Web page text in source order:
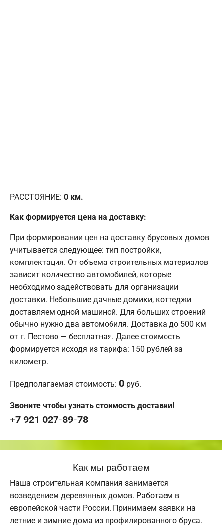
РАССТОЯНИЕ: 0 км.
Как формируется цена на доставку:
При формировании цен на доставку брусовых домов
учитывается следующее: тип постройки,
комплектация. От объема строительных материалов
зависит количество автомобилей, которые
необходимо задействовать для организации
доставки. Небольшие дачные домики, коттеджи
доставляем одной машиной. Для больших строений
обычно нужно два автомобиля. Доставка до 500 км
от г. Пестово — бесплатная. Далее стоимость
формируется исходя из тарифа: 150 рублей за
километр.
Предполагаемая стоимость: 0 руб.
Звоните чтобы узнать стоимость доставки!
+7 921 027-89-78
Как мы работаем
Наша строительная компания занимается
возведением деревянных домов. Работаем в
европейской части России. Принимаем заявки на
летние и зимние дома из профилированного бруса.